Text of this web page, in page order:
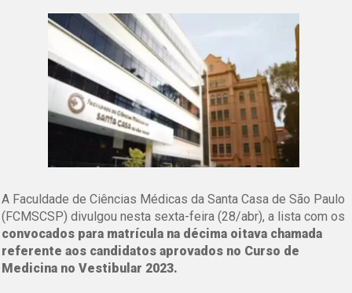
A Faculdade de Ciências Médicas da Santa Casa de São Paulo
(FCMSCSP) divulgou nesta sexta-feira (28/abr), a lista com os
convocados para matrícula na décima oitava chamada
referente aos candidatos aprovados no Curso de
Medicina no Vestibular 2023.